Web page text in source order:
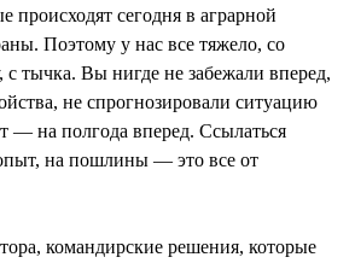
происходят сегодня в аграрной
Поэтому у нас все тяжело, со
с тычка. Вы нигде не забежали вперед,
не спрогнозировали ситуацию
— на полгода вперед. Ссылаться
на пошлины — это все от
командирские решения, которые